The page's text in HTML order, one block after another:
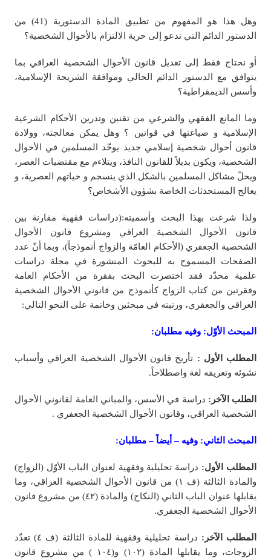
وهل هذا هو المفهوم من تطبيق المادة الدستوریة (41) من
الدستور الدائم التي تدعو إلى حرية الالتزام بالأحوال الشخصية؟
أو نحتاج فقط إلى تعديل قانون الأحوال الشخصية العراقي بما
يتوافق مع الدستور الدائم الحالي وموافقة الشريحة الإسلامية،
وأسس الديمقراطية؟
وما المانع الفقهي والشرعي من تقنين وتدرين الأحكام الشرعية
الإسلامية و صياغتها في قوانين ؟ وهل يمكن معالجته، وولادة
قانون أحوال شخصية إسلامي جديد يوحّد المسلمين في الأحوال
الشخصية، ويكون بديلاً للقانون النافذ، ويتلاءم مع مقتضيات العصر،
ويحلّ مشاكل المسلمين بالشكل الذي ينسجم و حياتهم العصرية، و
يعالج المستحدثات الخاصة بشؤون الأشخاص؟
ولذا شرعت بهذا البحث وأسميته:(دراسات فقهية مقارنة بين
قانون الأحوال الشخصية العراقي ومشروع قانون الأحوال
الشخصية الجعفري (الأحكام العامّة والزواج أنموذجاً)، وبما أنّ عدد
الصفحات المسموح به للبحوث المنشورة في مجلة دراسات
علمية محدّد فقد اختصرت البحث بفقرة من الأحكام العامة
وفقرتين من كتاب الزواج كأنموذج من قانوني الأحوال الشخصية
العراقي والجعفري، ورتبته في مبحثين وخاتمة على النحو التالي:
المبحث الأوّل: وفيه مطلبان:
المطلب الأول : تأريخ قانون الأحوال الشخصية العراقي وأسباب
نشوئه وتعريفه لغة واصطلاحاً.
الطلب الآخر: دراسة في الأسس، والمباني العامة لقانوني الأحوال
الشخصية العراقي، وقانون الأحوال الشخصية الجعفري .
المبحث الثاني: وفيه – أيضاً – مطلبان:
المطلب الأول: دراسة تحليلية وفقهية لعنوان الباب الأوّل (الزواج)
والمادة الثالثة (ف ١) من قانون الأحوال الشخصية العراقي، وما
يقابلها عنوان الباب الثاني (النكاح) والمادة (٤٢) من مشروع قانون
الأحوال الشخصية الجعفري.
المطلب الآخر:
دراسة تحليلية وفقهية للمادة الثالثة (ف ٤) تعدّد
الزوجات، وما يقابلها المادة (١٠٢) و(١٠٤ ) من مشروع قانون